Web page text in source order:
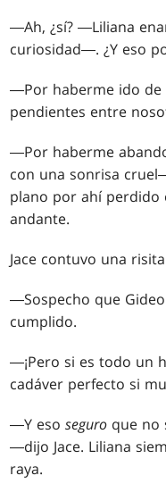
―Ah, ¿sí? ―Liliana
curiosidad―. ¿Y eso
―Por haberme ido de
pendientes entre
―Por haberme
con una sonrisa
plano por ahí perdido
andante.
Jace contuvo una
―Sospecho que
cumplido.
―¡Pero si es todo un
cadáver perfecto si
―Y esoseguro que no
―dijo Jace. Liliana
raya.